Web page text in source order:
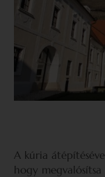
A kúria
hogy